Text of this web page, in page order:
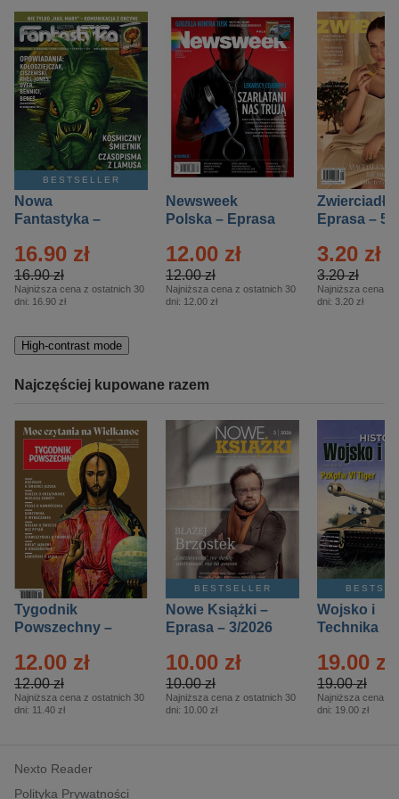
BESTSELLER
Nowa
Fantastyka –
16.90 zł
16.90 zł
Najniższa cena z ostatnich 30
dni: 16.90 zł
Newsweek
Polska – Eprasa
12.00 zł
12.00 zł
Najniższa cena z ostatnich 30
dni: 12.00 zł
Zwierciadło
Eprasa – 5/
3.20 zł
3.20 zł
Najniższa cena z
dni: 3.20 zł
High-contrast mode
Najczęściej kupowane razem
Tygodnik
Powszechny –
12.00 zł
12.00 zł
Najniższa cena z ostatnich 30
dni: 11.40 zł
BESTSELLER
Nowe Książki –
Eprasa – 3/2026
10.00 zł
10.00 zł
Najniższa cena z ostatnich 30
dni: 10.00 zł
Wojsko i
Technika
– 2/2026
19.00 zł
19.00 zł
Najniższa cena z
dni: 19.00 zł
Nexto Reader
Polityka Prywatności